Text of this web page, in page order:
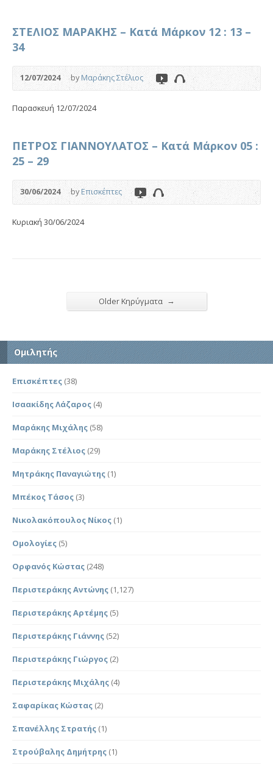
ΣΤΕΛΙΟΣ ΜΑΡΑΚΗΣ – Κατά Μάρκον 12 : 13 –
34
12/07/2024 byΜαράκης Στέλιος
Παρασκευή 12/07/2024
ΠΕΤΡΟΣ ΓΙΑΝΝΟΥΛΑΤΟΣ – Κατά Μάρκον 05 :
25 – 29
30/06/2024 byΕπισκέπτες
Κυριακή 30/06/2024
Older Κηρύγματα →
Ομιλητής
Επισκέπτες (38)
Ισαακίδης Λάζαρος (4)
Μαράκης Μιχάλης (58)
Μαράκης Στέλιος (29)
Μητράκης Παναγιώτης (1)
Μπέκος Τάσος (3)
Νικολακόπουλος Νίκος (1)
Ομολογίες (5)
Ορφανός Κώστας (248)
Περιστεράκης Αντώνης (1,127)
Περιστεράκης Αρτέμης (5)
Περιστεράκης Γιάννης (52)
Περιστεράκης Γιώργος (2)
Περιστεράκης Μιχάλης (4)
Σαφαρίκας Κώστας (2)
Σπανέλλης Στρατής (1)
Στρούβαλης Δημήτρης (1)